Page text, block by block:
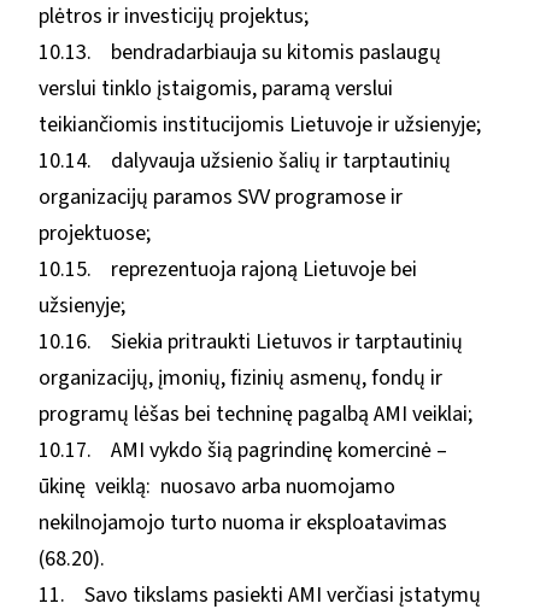
plėtros ir investicijų projektus;
10.13. bendradarbiauja su kitomis paslaugų
verslui tinklo įstaigomis, paramą verslui
teikiančiomis institucijomis Lietuvoje ir užsienyje;
10.14. dalyvauja užsienio šalių ir tarptautinių
organizacijų paramos SVV programose ir
projektuose;
10.15. reprezentuoja rajoną Lietuvoje bei
užsienyje;
10.16. Siekia pritraukti Lietuvos ir tarptautinių
organizacijų, įmonių, fizinių asmenų, fondų ir
programų lėšas bei techninę pagalbą AMI veiklai;
10.17. AMI vykdo šią pagrindinę komercinė –
ūkinę veiklą: nuosavo arba nuomojamo
nekilnojamojo turto nuoma ir eksploatavimas
(68.20).
11. Savo tikslams pasiekti AMI verčiasi įstatymų